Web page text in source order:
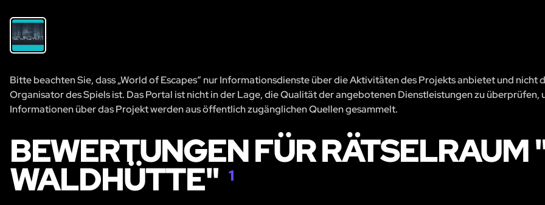
Bitte beachten Sie, dass „World of Escapes“ nur Informationsdienste über die Aktivitäten des Projekts anbietet und nicht
Organisator des Spiels ist. Das Portal ist nicht in der Lage, die Qualität der angebotenen Dienstleistungen zu überprüfen,
Informationen über das Projekt werden aus öffentlich zugänglichen Quellen gesammelt.
BEWERTUNGEN FÜR RÄTSELRAUM
WALDHÜTTE"1